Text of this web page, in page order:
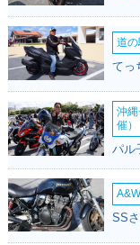
2017年 ADDRESS
125i・新登場
道
てっ
沖
催）
パル
SS